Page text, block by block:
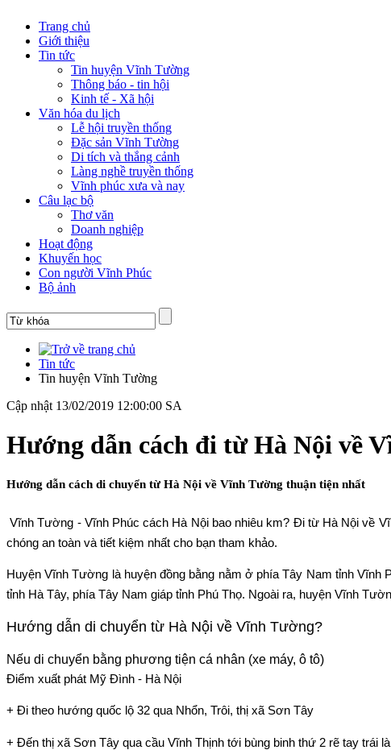
Trang chủ
Giới thiệu
Tin tức
Tin huyện Vĩnh Tường
Thông báo - tin hội
Kinh tế - Xã hội
Văn hóa du lịch
Lễ hội truyền thống
Đặc sản Vĩnh Tường
Di tích và thắng cảnh
Làng nghề truyền thống
Vĩnh phúc xưa và nay
Câu lạc bộ
Thơ văn
Doanh nghiệp
Hoạt động
Khuyến học
Con người Vĩnh Phúc
Bộ ảnh
Tin tức
Tin huyện Vĩnh Tường
Cập nhật 13/02/2019 12:00:00 SA
Hướng dẫn cách đi từ Hà Nội về
Hướng dẫn cách di chuyển từ Hà Nội về Vĩnh Tường thuận tiện nhất
Vĩnh Tường - Vĩnh Phúc cách Hà Nội bao nhiêu km? Đi từ Hà Nội về
chóng an toàn và tiết kiệm nhất cho bạn tham khảo.
Huyện Vĩnh Tường là huyện đồng bằng nằm ở phía Tây Nam tỉnh
tỉnh Hà Tây, phía Tây Nam giáp tỉnh Phú Thọ. Ngoài ra, huyện Vĩnh
Hướng dẫn di chuyển từ Hà Nội về Vĩnh Tường?
Nếu di chuyển bằng phương tiện cá nhân (xe máy, ô tô)
Điểm xuất phát Mỹ Đình - Hà Nội
+ Đi theo hướng quốc lộ 32 qua Nhổn, Trôi, thị xã Sơn Tây
+ Đến thị xã Sơn Tây qua cầu Vĩnh Thịnh tới bùng binh thứ 2 rẽ tay trái